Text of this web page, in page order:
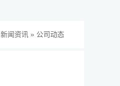
新闻资讯 » 公司动态